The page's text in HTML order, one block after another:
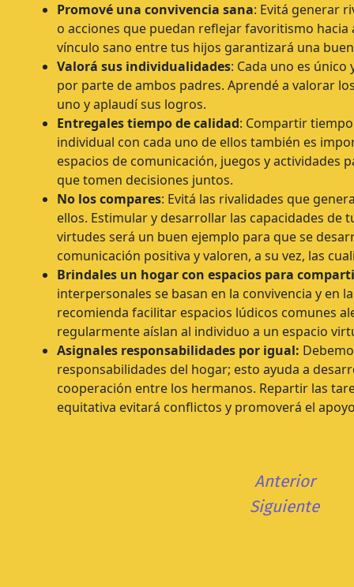
Promové una convivencia sana: Evitá generar
o acciones que puedan reflejar favoritismo
vínculo sano entre tus hijos garantizará una
Valorá sus individualidades: Cada uno es
por parte de ambos padres. Aprendé a valorar
uno y aplaudí sus logros.
Entregales tiempo de calidad: Compartir
individual con cada uno de ellos también es
espacios de comunicación, juegos y actividades
que tomen decisiones juntos.
No los compares: Evitá las rivalidades que
ellos. Estimular y desarrollar las capacidades de
virtudes será un buen ejemplo para que se
comunicación positiva y valoren, a su vez, las
Brindales un hogar con espacios para
interpersonales se basan en la convivencia y en
recomienda facilitar espacios lúdicos comunes
regularmente aíslan al individuo a un espacio
Asignales responsabilidades por igual:
responsabilidades del hogar; esto ayuda a
cooperación entre los hermanos. Repartir las
equitativa evitará conflictos y promoverá el
Anterior
Siguiente